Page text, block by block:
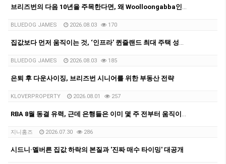
브리즈번의 다음 10년을 주목한다면, 왜 Woolloongabba인가?
BLUEDOG JAMES 2026.08.03 170
집값보다 먼저 움직이는 것, ‘인프라’ 퀸즐랜드 최대 주택 성장축으로 떠오르는 Logan을 다시 보다
BLUEDOG JAMES 2026.08.03 185
은퇴 후 다운사이징, 브리즈번 시니어를 위한 부동산 전략
KLOVERPROPERTY 2026.08.01 257
RBA 8월 동결 유력, 근데 은행들은 이미 몇 주 전부터 움직이고 있었어요.
지니홈즈 2026.07.30 286
시드니·멜버른 집값 하락의 본질과 '진짜 매수 타이밍' 대공개